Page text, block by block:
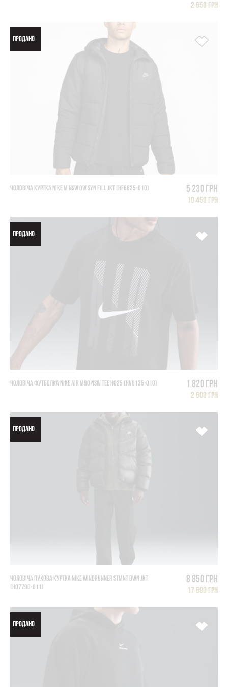
2 650 грн
ПРОДАНО
ЧОЛОВІЧА КУРТКА NIKE M NSW OW SYN FILL JKT (HF6825-010) 5 230 грн
10 450 грн
ПРОДАНО
ЧОЛОВІЧА ФУТБОЛКА NIKE AIR M90 NSW TEE HO25 (HV0135-010) 1 820 грн
2 600 грн
ПРОДАНО
ЧОЛОВІЧА ПУХОВА КУРТКА NIKE WINDRUNNER STMNT DWN JKT
(HQ7790-011)
8 850 грн
17 690 грн
ПРОДАНО